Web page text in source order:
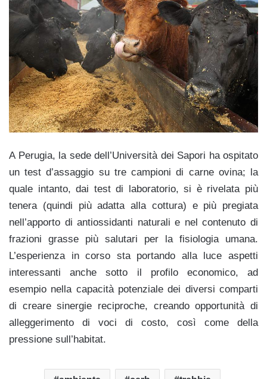
A Perugia, la sede dell’Università dei Sapori ha ospitato
un test d’assaggio su tre campioni di carne ovina; la
quale intanto, dai test di laboratorio, si è rivelata più
tenera (quindi più adatta alla cottura) e più pregiata
nell’apporto di antiossidanti naturali e nel contenuto di
frazioni grasse più salutari per la fisiologia umana.
L’esperienza in corso sta portando alla luce aspetti
interessanti anche sotto il profilo economico, ad
esempio nella capacità potenziale dei diversi comparti
di creare sinergie reciproche, creando opportunità di
alleggerimento di voci di costo, così come della
pressione sull’habitat.